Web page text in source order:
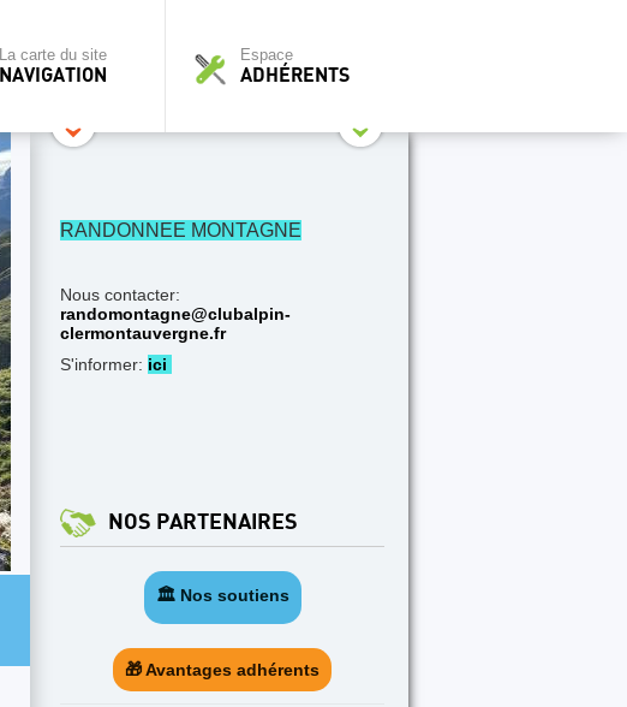
La carte du site
NAVIGATION
Espace
ADHÉRENTS
RANDONNEE MONTAGNE
Nous contacter:
randomontagne@clubalpin-
clermontauvergne.fr
S'informer: ici
NOS PARTENAIRES
🏛️ Nos soutiens
🎁 Avantages adhérents